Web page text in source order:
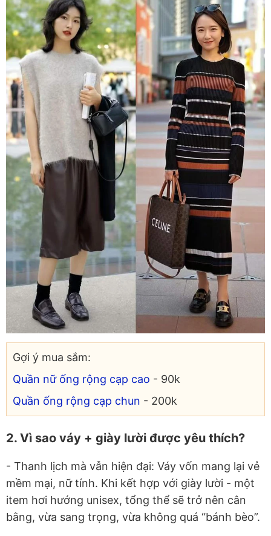
Gợi ý mua sắm:
Quần nữ ống rộng cạp cao - 90k
Quần ống rộng cạp chun - 200k
2. Vì sao váy + giày lười được yêu thích?
- Thanh lịch mà vẫn hiện đại: Váy vốn mang lại vẻ
mềm mại, nữ tính. Khi kết hợp với giày lười - một
item hơi hướng unisex, tổng thể sẽ trở nên cân
bằng, vừa sang trọng, vừa không quá “bánh bèo”.